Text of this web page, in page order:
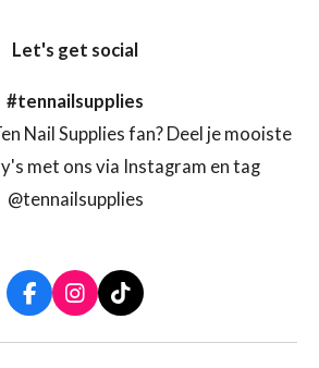
Let's get social
#tennailsupplies
Nail Supplies fan? Deel je mooiste
met ons via Instagram en tag
@tennailsupplies
F
a
c
I
n
s
T
i
k